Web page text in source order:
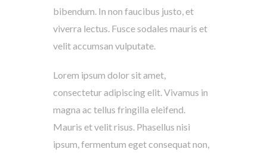
bibendum. In non faucibus justo, et
viverra lectus. Fusce sodales mauris et
velit accumsan vulputate.
Lorem ipsum dolor sit amet,
consectetur adipiscing elit. Vivamus in
magna ac tellus fringilla eleifend.
Mauris et velit risus. Phasellus nisi
ipsum, fermentum eget consequat non,